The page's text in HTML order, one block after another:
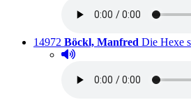
Titelnummer:
14972 von
Böckl, Manfred Die Hexe
Hörprobe abspielen
Hörprobe von Die Hexe